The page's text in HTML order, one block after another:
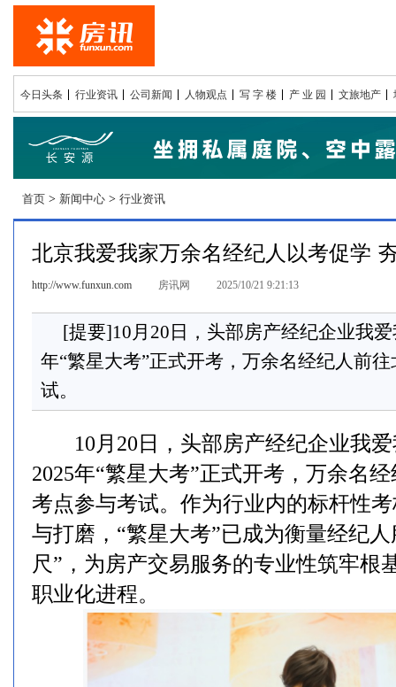
今日头条 行业资讯 公司新闻 人物观点 写 字 楼 产 业 园 文旅地产
首页 > 新闻中心 > 行业资讯
北京我爱我家万余名经纪人以考促学
http://www.funxun.com 房讯网 2025/10/21 9:21:13
[提要]10月20日，头部房产经纪企业我
年“繁星大考”正式开考，万余名经纪人前
试。
10月20日，头部房产经纪企业我爱
2025年“繁星大考”正式开考，万余名
考点参与考试。作为行业内的标杆性
与打磨，“繁星大考”已成为衡量经纪
尺”，为房产交易服务的专业性筑牢根
职业化进程。